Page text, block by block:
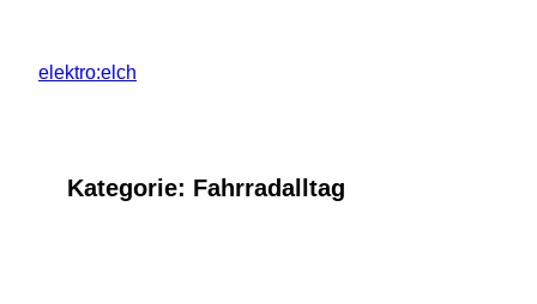
springen
elektro:elch
Kategorie: Fahrradalltag